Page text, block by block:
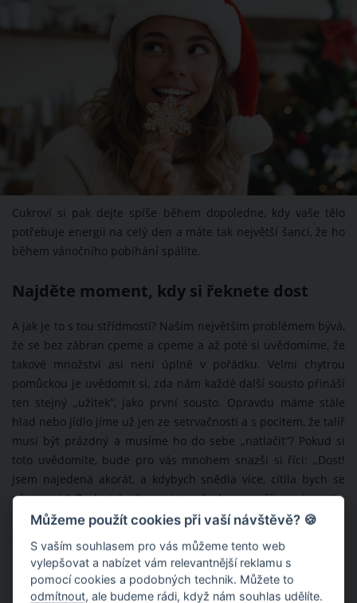
Cukroví si pak dejte spíše během dopoledne, kdy vaše tělo
potřebuje energii na celý den a máte tak největší šanci, že ho
během vánočního pobíhání spálíte.
Najděte moment, kdy si řeknete dost
A jak je to s tou střídmostí? Naším největším problémem bývá,
že se bez zábran cpeme a cpeme a až poté si uvědomíme, že
takové množství asi není úplně v pořádku. Velmi chytrou
pomůckou je uvědomit si, zda nám každé další sousto přináší
ten stejný „užitek“, jako první sousto. Opravdu máme stále
hlad nebo jídlo jíme už jen ze setrvačnosti a s pocitem, že talíř
musí být prázdný a musíme ho do sebe „natlačit“? Pokud si
toto uvědomíte, bude pro vás mnohem snazší si říci: „Dost!
Jsem najedená akorát, a kdybych snědla více, cítila bych se
přecpaná.“ Zcela tak eliminujete všechny nepříjemné pocity,
které přejídání provázejí, a zůstane vám vždy jen skvělý pocit
Můžeme použít cookies při vaší návštěvě? 🍪
S vaším souhlasem pro vás můžeme tento web
vylepšovat a nabízet vám relevantnější reklamu s
pomocí cookies a podobných technik. Můžete to
odmítnout , ale budeme rádi, když nám souhlas udělíte.